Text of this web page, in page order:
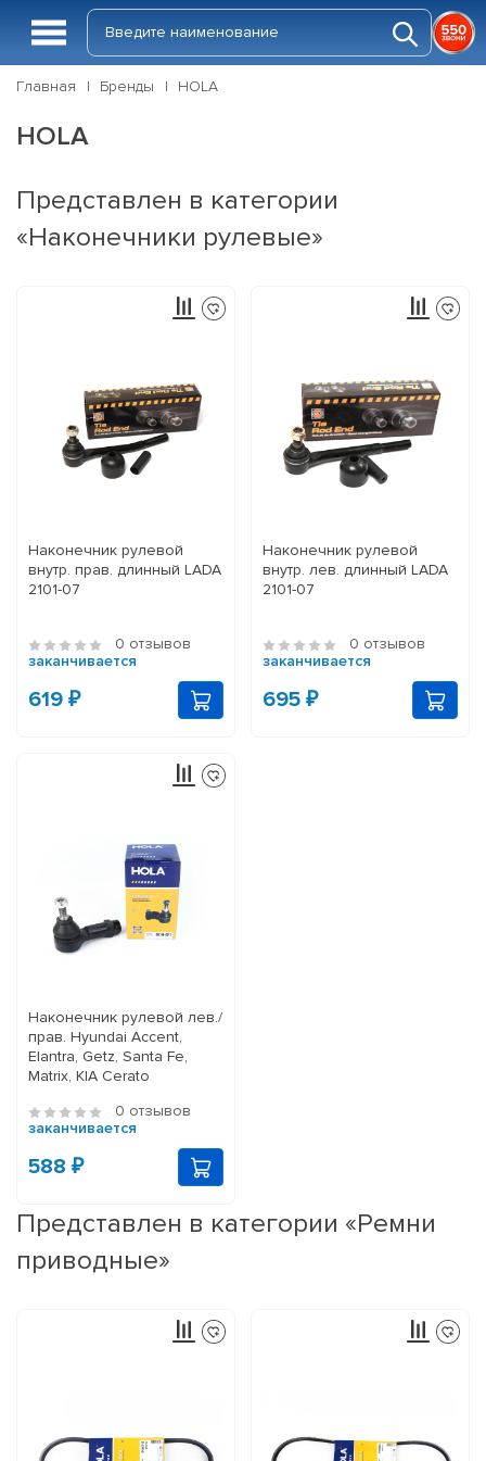
Главная Бренды HOLA
HOLA
Представлен в категории
«Наконечники рулевые»
Наконечник рулевой
внутр. прав. длинный LADA
2101-07
0 отзывов
заканчивается
619 ₽
Наконечник рулевой
внутр. лев. длинный LADA
2101-07
0 отзывов
заканчивается
695 ₽
Наконечник рулевой лев./
прав. Hyundai Accent,
Elantra, Getz, Santa Fe,
Matrix, KIA Cerato
0 отзывов
заканчивается
588 ₽
Представлен в категории «Ремни
приводные»